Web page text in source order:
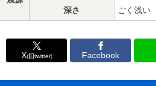
深さ ごく浅い
X(旧twitter) Facebook